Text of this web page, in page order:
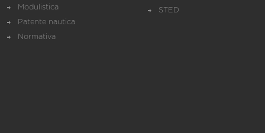
Modulistica
Patente nautica
Normativa
STED